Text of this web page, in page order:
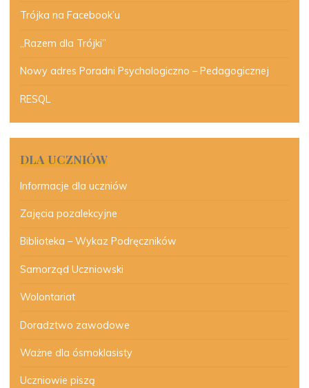
Trójka na Facebook’u
„Razem dla Trójki”
Nowy adres Poradni Psychologiczno – Pedagogicznej
RESQL
DLA UCZNIÓW
Informacje dla uczniów
Zajęcia pozalekcyjne
Biblioteka – Wykaz Podręczników
Samorząd Uczniowski
Wolontariat
Doradztwo zawodowe
Ważne dla ósmoklasisty
Uczniowie piszą